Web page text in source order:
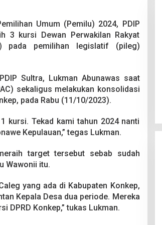
Umum (Pemilu) 2024, PDIP
3 kursi Dewan Perwakilan Rakyat
pada pemilihan legislatif (pileg)
Sultra, Lukman Abunawas saat
sekaligus melakukan konsolidasi
pada Rabu (11/10/2023).
kursi. Tekad kami tahun 2024 nanti
Kepulauan,” tegas Lukman.
target tersebut sebab sudah
Wawonii itu.
yang ada di Kabupaten Konkep,
Kepala Desa dua periode. Mereka
DPRD Konkep,” tukas Lukman.
Bongkar Mafia BBM Subsidi,
Ditreskrimsus Polda Sultra Sita
8.000 Liter BBM dan Ringkus 3
Tersangka
Di Kriminal, News